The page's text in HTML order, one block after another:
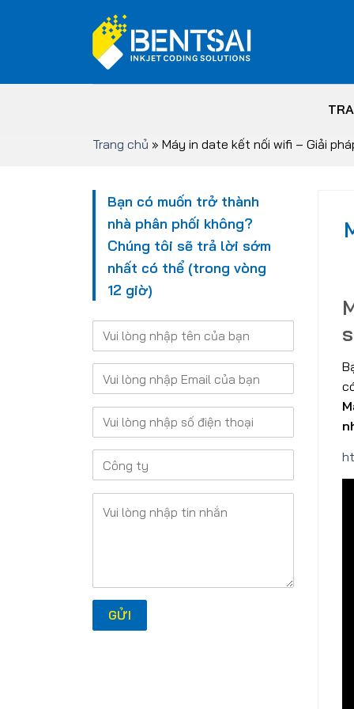
Trang chủ » Máy in date kết nối wifi – Giải
Bạn có muốn trở thành
nhà phân phối không?
Chúng tôi sẽ trả lời sớm
nhất có thể (trong vòng
12 giờ)